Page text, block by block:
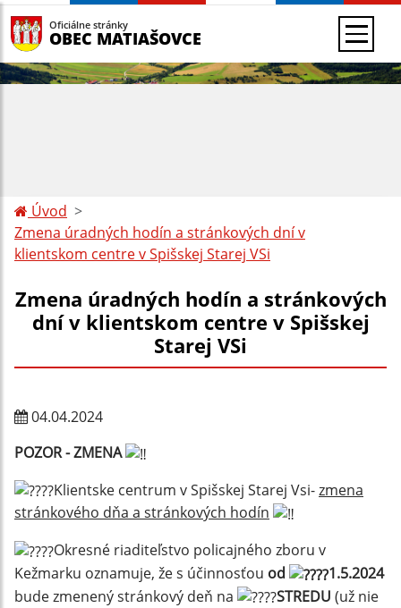
Oficiálne stránky
OBEC MATIAŠOVCE
Úvod
Zmena úradných hodín a stránkových dní v
klientskom centre v Spišskej Starej VSi
Zmena úradných hodín a stránkových
dní v klientskom centre v Spišskej
Starej VSi
04.04.2024
POZOR - ZMENA
Klientske centrum v Spišskej Starej Vsi-zmena
stránkového dňa a stránkových hodín
Okresné riaditeľstvo policajného zboru v
Kežmarku oznamuje, že s účinnosťou od
1.5.2024
bude zmenený stránkový deň na
STREDU (už nie